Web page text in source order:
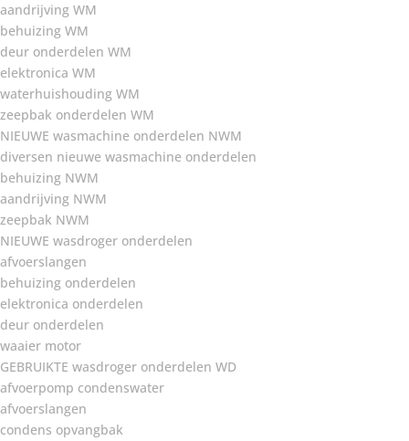
aandrijving WM
behuizing WM
deur onderdelen WM
elektronica WM
waterhuishouding WM
zeepbak onderdelen WM
NIEUWE wasmachine onderdelen NWM
diversen nieuwe wasmachine onderdelen
behuizing NWM
aandrijving NWM
zeepbak NWM
NIEUWE wasdroger onderdelen
afvoerslangen
behuizing onderdelen
elektronica onderdelen
deur onderdelen
waaier motor
GEBRUIKTE wasdroger onderdelen WD
afvoerpomp condenswater
afvoerslangen
condens opvangbak